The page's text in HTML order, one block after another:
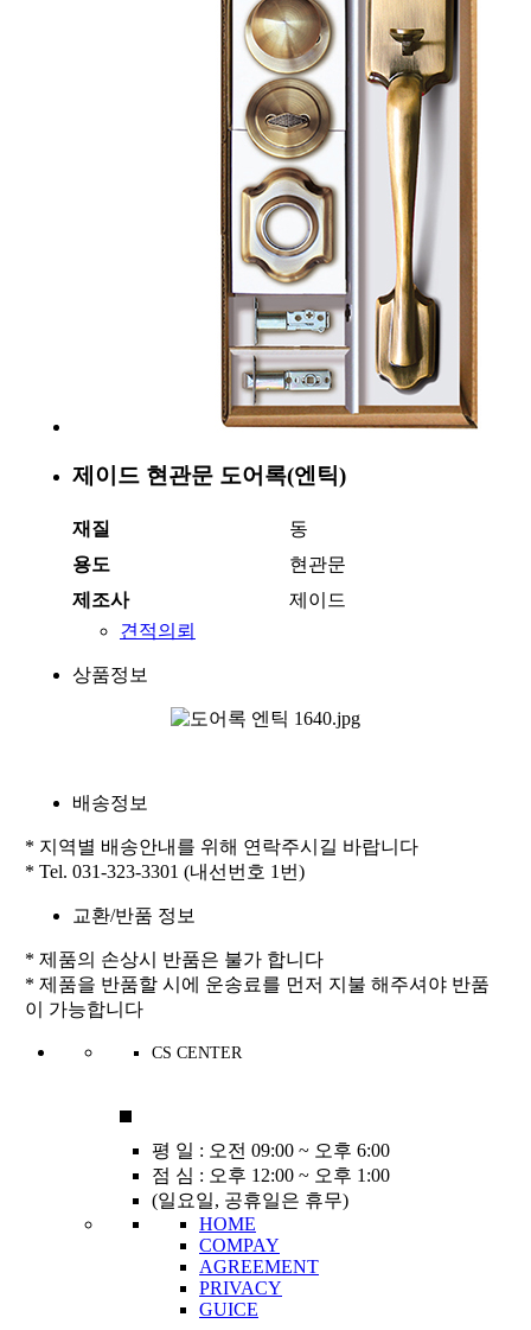
제이드 현관문 도어록(엔틱)
재질
동
용도
현관문
제조사
제이드
견적의뢰
상품정보
배송정보
* 지역별 배송안내를 위해 연락주시길 바랍니다
* Tel. 031-323-3301 (내선번호 1번)
교환/반품 정보
* 제품의 손상시 반품은 불가 합니다
* 제품을 반품할 시에 운송료를 먼저 지불 해주셔야 반품
이 가능합니다
CS CENTER
평 일 : 오전 09:00 ~ 오후 6:00
점 심 : 오후 12:00 ~ 오후 1:00
(일요일, 공휴일은 휴무)
HOME
COMPAY
AGREEMENT
PRIVACY
GUICE